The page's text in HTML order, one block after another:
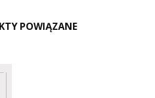
POWIĄZANE